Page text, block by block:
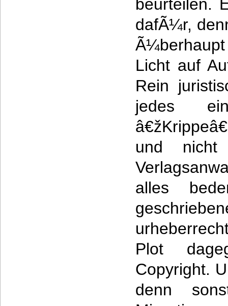
beurteilen.
dafÃ¼r,
Licht auf
Rein
jedes
und
alles
Plot
Copyright.
denn